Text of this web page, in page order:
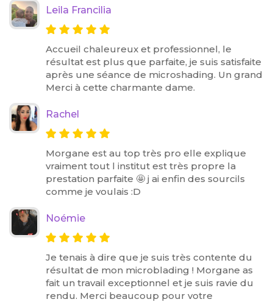
Leila Francilia
Accueil chaleureux et professionnel, le
résultat est plus que parfaite, je suis satisfaite
après une séance de microshading. Un grand
Merci à cette charmante dame.
Rachel
Morgane est au top très pro elle explique
vraiment tout l institut est très propre la
prestation parfaite 🤩 j ai enfin des sourcils
comme je voulais :D
Noémie
Je tenais à dire que je suis très contente du
résultat de mon microblading ! Morgane as
fait un travail exceptionnel et je suis ravie du
rendu. Merci beaucoup pour votre